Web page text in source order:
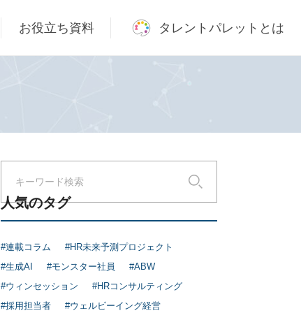
お役立ち資料 タレントパレットとは
人気のタグ
#連載コラム
#HR未来予測プロジェクト
#生成AI
#モンスター社員
#ABW
#ウィンセッション
#HRコンサルティング
#採用担当者
#ウェルビーイング経営